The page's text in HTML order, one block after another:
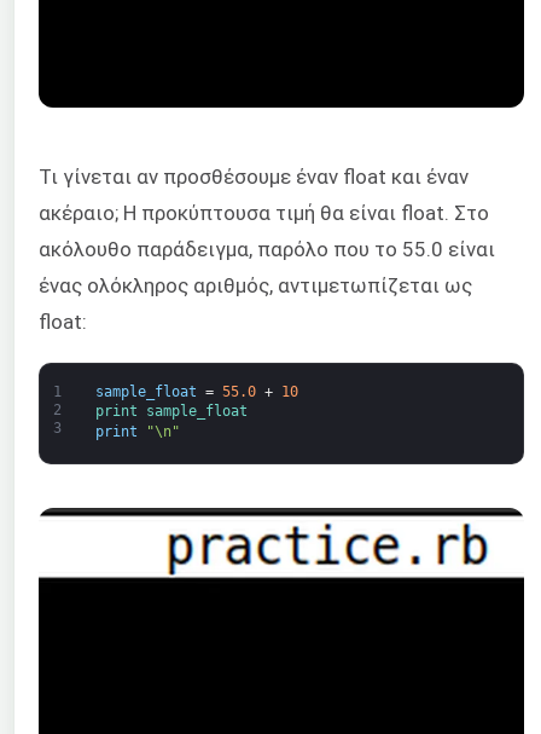
Τι γίνεται αν προσθέσουμε έναν float και έναν
ακέραιο; Η προκύπτουσα τιμή θα είναι float. Στο
ακόλουθο παράδειγμα, παρόλο που το 55.0 είναι
ένας ολόκληρος αριθμός, αντιμετωπίζεται ως
float:
1
2
3
sample_float = 55.0 +
10
print
sample_float
print
"\n"